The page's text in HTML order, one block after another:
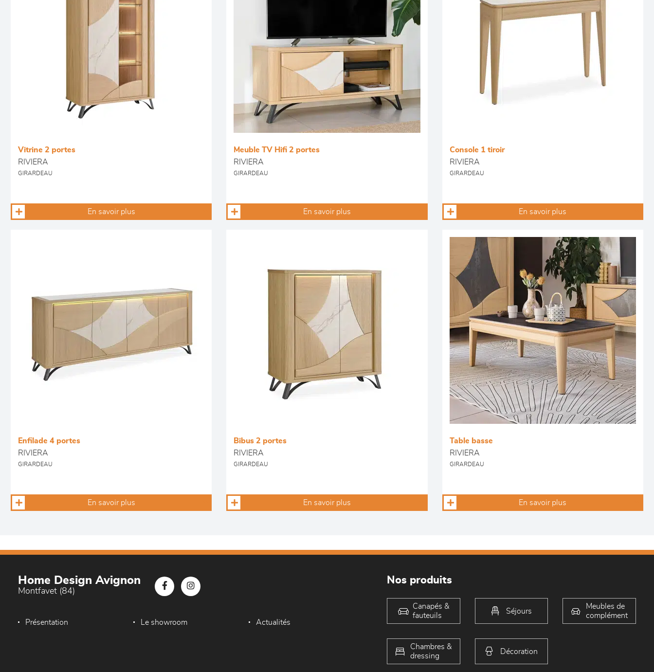
Vitrine 2 portes
RIVIERA
GIRARDEAU
En savoir plus
Meuble TV Hifi 2 portes
RIVIERA
GIRARDEAU
En savoir plus
Console 1 tiroir
RIVIERA
GIRARDEAU
En savoir plus
Enfilade 4 portes
RIVIERA
GIRARDEAU
En savoir plus
Bibus 2 portes
RIVIERA
GIRARDEAU
En savoir plus
Table basse
RIVIERA
GIRARDEAU
En savoir plus
Home Design Avignon
Montfavet (84)
Présentation Le showroom Actualités
Nos produits
Canapés &
fauteuils
Séjours
Meubles de
complément
Chambres &
dressing
Décoration